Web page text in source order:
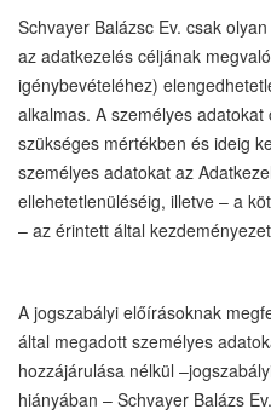
Schvayer Balázsc Ev. csak
az adatkezelés céljának
igénybevételéhez)
alkalmas. A személyes
szükséges mértékben és ideig
személyes adatokat az
ellehetetlenüléséig, illetve – a
– az érintett által
A jogszabályi előírásoknak
által megadott személyes
hozzájárulása nélkül
hiányában – Schvayer Balázs